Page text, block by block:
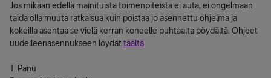
Jos mikään edellä mainituista toimenpiteistä ei auta, ei ongelmaan
taida olla muuta ratkaisua kuin poistaa jo asennettu ohjelma ja
kokeilla asentaa se vielä kerran koneelle puhtaalta pöydältä. Ohjeet
uudelleenasennukseen löydät täältä
T. Panu